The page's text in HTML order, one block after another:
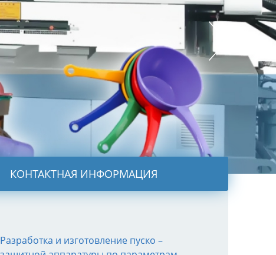
КОНТАКТНАЯ ИНФОРМАЦИЯ
Разработка и изготовление пуско –